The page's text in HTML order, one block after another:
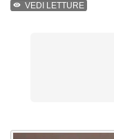
VEDI LETTURE